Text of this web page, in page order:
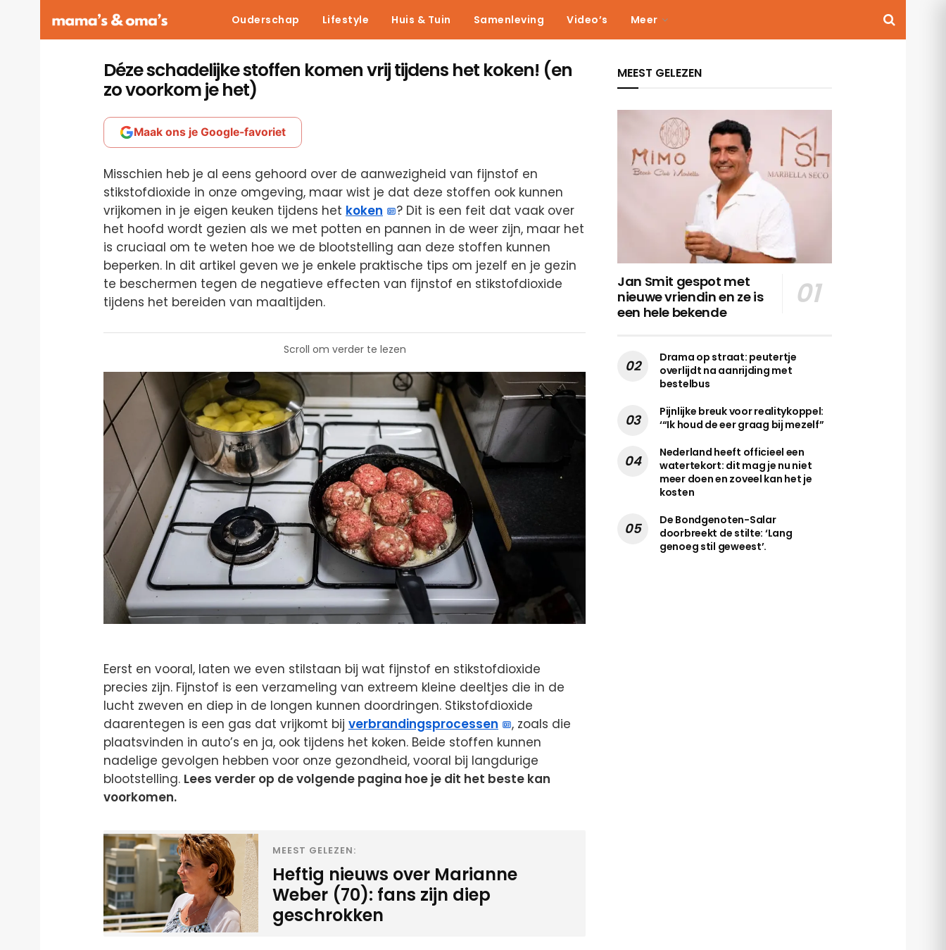
Ouderschap Lifestyle Huis & Tuin Samenleving Video’s Meer
Déze schadelijke stoffen komen vrij tijdens het koken! (en
zo voorkom je het)
Maak ons je Google-favoriet
Misschien heb je al eens gehoord over de aanwezigheid van fijnstof en
stikstofdioxide in onze omgeving, maar wist je dat deze stoffen ook kunnen
vrijkomen in je eigen keuken tijdens het koken
? Dit is een feit dat vaak over
het hoofd wordt gezien als we met potten en pannen in de weer zijn, maar het
is cruciaal om te weten hoe we de blootstelling aan deze stoffen kunnen
beperken. In dit artikel geven we je enkele praktische tips om jezelf en je gezin
te beschermen tegen de negatieve effecten van fijnstof en stikstofdioxide
tijdens het bereiden van maaltijden.
Scroll om verder te lezen
Eerst en vooral, laten we even stilstaan bij wat fijnstof en stikstofdioxide
precies zijn. Fijnstof is een verzameling van extreem kleine deeltjes die in de
lucht zweven en diep in de longen kunnen doordringen. Stikstofdioxide
daarentegen is een gas dat vrijkomt bij verbrandingsprocessen
, zoals die
plaatsvinden in auto’s en ja, ook tijdens het koken. Beide stoffen kunnen
nadelige gevolgen hebben voor onze gezondheid, vooral bij langdurige
blootstelling. Lees verder op de volgende pagina hoe je dit het beste kan
voorkomen.
MEEST GELEZEN:
Heftig nieuws over Marianne
Weber (70): fans zijn diep
geschrokken
MEEST GELEZEN
Jan Smit gespot met
nieuwe vriendin en ze is
een hele bekende
Drama op straat: peutertje
overlijdt na aanrijding met
bestelbus
Pijnlijke breuk voor realitykoppel:
‘“Ik houd de eer graag bij mezelf”
Nederland heeft officieel een
watertekort: dit mag je nu niet
meer doen en zoveel kan het je
kosten
De Bondgenoten-Salar
doorbreekt de stilte: ‘Lang
genoeg stil geweest’.